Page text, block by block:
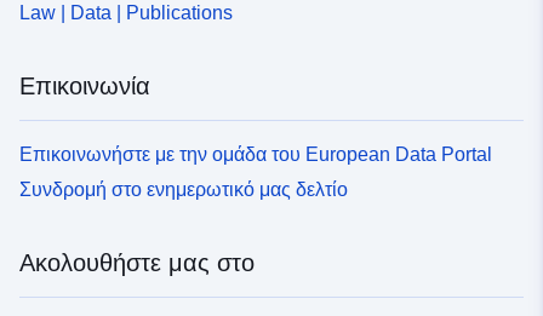
Law | Data | Publications
Επικοινωνία
Επικοινωνήστε με την ομάδα του European Data Portal
Συνδρομή στο ενημερωτικό μας δελτίο
Ακολουθήστε μας στο